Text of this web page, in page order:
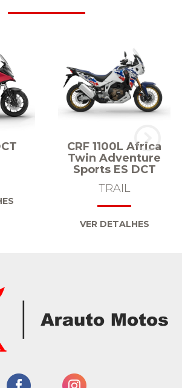
CRF 1100L Africa
Twin Adventure
Sports ES DCT
TRAIL
VER DETALHES